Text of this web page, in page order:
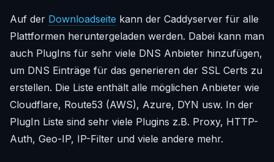
Auf der Downloadseite kann der Caddyserver für alle
Plattformen heruntergeladen werden. Dabei kann man
auch PlugIns für sehr viele DNS Anbieter hinzufügen,
um DNS Einträge für das generieren der SSL Certs zu
erstellen. Die Liste enthält alle möglichen Anbieter wie
Cloudflare, Route53 (AWS), Azure, DYN usw. In der
PlugIn Liste sind sehr viele Plugins z.B. Proxy, HTTP-
Auth, Geo-IP, IP-Filter und viele andere mehr.